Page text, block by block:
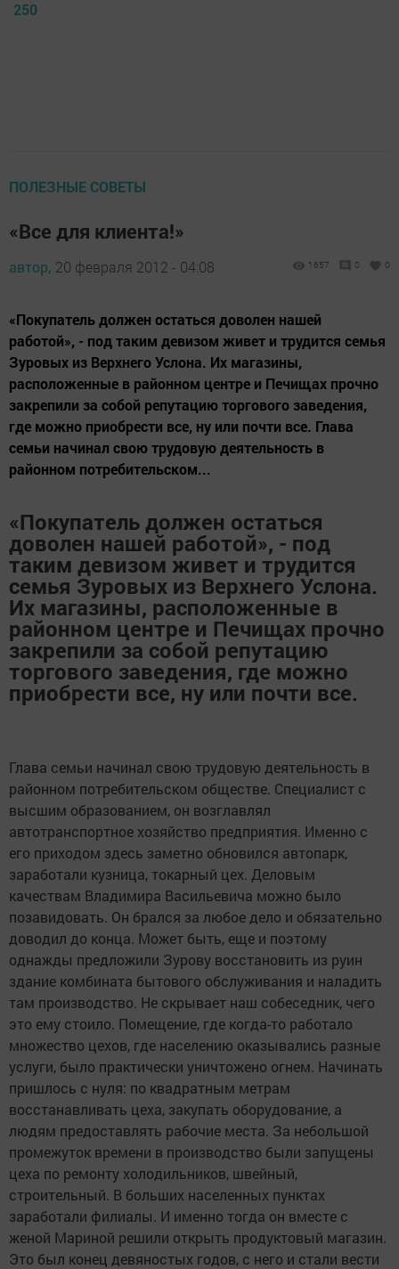
250
ПОЛЕЗНЫЕ СОВЕТЫ
«Все для клиента!»
автор, 20 февраля 2012 - 04:08 1657 0 0
«Покупатель должен остаться доволен нашей
работой», - под таким девизом живет и трудится семья
Зуровых из Верхнего Услона. Их магазины,
расположенные в районном центре и Печищах прочно
закрепили за собой репутацию торгового заведения,
где можно приобрести все, ну или почти все. Глава
семьи начинал свою трудовую деятельность в
районном потребительском...
«Покупатель должен остаться
доволен нашей работой», - под
таким девизом живет и трудится
семья Зуровых из Верхнего Услона.
Их магазины, расположенные в
районном центре и Печищах прочно
закрепили за собой репутацию
торгового заведения, где можно
приобрести все, ну или почти все.
Глава семьи начинал свою трудовую деятельность в
районном потребительском обществе. Специалист с
высшим образованием, он возглавлял
автотранспортное хозяйство предприятия. Именно с
его приходом здесь заметно обновился автопарк,
заработали кузница, токарный цех. Деловым
качествам Владимира Васильевича можно было
позавидовать. Он брался за любое дело и обязательно
доводил до конца. Может быть, еще и поэтому
однажды предложили Зурову восстановить из руин
здание комбината бытового обслуживания и наладить
там производство. Не скрывает наш собеседник, чего
это ему стоило. Помещение, где когда-то работало
множество цехов, где населению оказывались разные
услуги, было практически уничтожено огнем. Начинать
пришлось с нуля: по квадратным метрам
восстанавливать цеха, закупать оборудование, а
людям предоставлять рабочие места. За небольшой
промежуток времени в производство были запущены
цеха по ремонту холодильников, швейный,
строительный. В больших населенных пунктах
заработали филиалы. И именно тогда он вместе с
женой Мариной решили открыть продуктовый магазин.
Это был конец девяностых годов, с него и стали вести